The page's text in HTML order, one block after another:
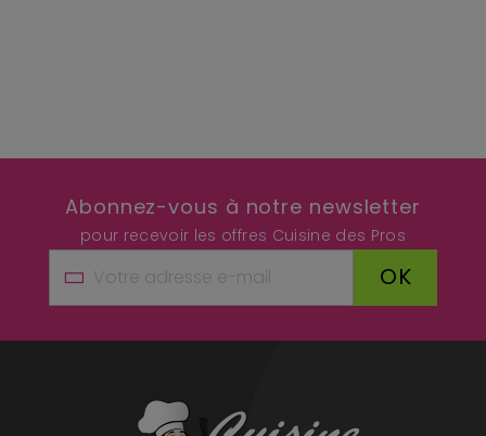
Abonnez-vous à notre newsletter
pour recevoir les offres Cuisine des Pros
OK